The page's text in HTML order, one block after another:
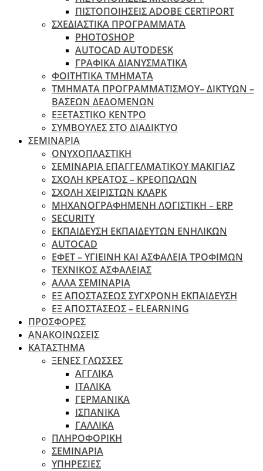
ΠΙΣΤΟΠΟΙΗΣΕΙΣ ADOBE CERTIPORT
ΣΧΕΔΙΑΣΤΙΚΑ ΠΡΟΓΡΑΜΜΑΤΑ
PHOTOSHOP
AUTOCAD AUTODESK
ΓΡΑΦΙΚΑ ΔΙΑΝΥΣΜΑΤΙΚΑ
ΦΟΙΤΗΤΙΚΑ ΤΜΗΜΑΤΑ
ΤΜΗΜΑΤΑ ΠΡΟΓΡΑΜΜΑΤΙΣΜΟΥ– ΔΙΚΤΥΩΝ –
ΒΑΣΕΩΝ ΔΕΔΟΜΕΝΩΝ
ΕΞΕΤΑΣΤΙΚΟ ΚΕΝΤΡΟ
ΣΥΜΒΟΥΛΕΣ ΣΤΟ ΔΙΑΔΙΚΤΥΟ
ΣΕΜΙΝΑΡΙΑ
ΟΝΥΧΟΠΛΑΣΤΙΚΗ
ΣΕΜΙΝΑΡΙΑ ΕΠΑΓΓΕΛΜΑΤΙΚΟΥ ΜΑΚΙΓΙΑΖ
ΣΧΟΛΗ ΚΡΕΑΤΟΣ – ΚΡΕΟΠΩΛΩΝ
ΣΧΟΛΗ ΧΕΙΡΙΣΤΩΝ ΚΛΑΡΚ
ΜΗΧΑΝΟΓΡΑΦΗΜΕΝΗ ΛΟΓΙΣΤΙΚΗ – ERP
SECURITY
ΕΚΠΑΙΔΕΥΣΗ ΕΚΠΑΙΔΕΥΤΩΝ ΕΝΗΛΙΚΩΝ
ΑUTOCAD
ΕΦΕΤ – ΥΓΙΕΙΝΗ ΚΑΙ ΑΣΦΑΛΕΙΑ ΤΡΟΦΙΜΩΝ
ΤΕΧΝΙΚΟΣ ΑΣΦΑΛΕΙΑΣ
ΆΛΛΑ ΣΕΜΙΝΑΡΙΑ
EΞ ΑΠΟΣΤΑΣΕΩΣ ΣΥΓΧΡΟΝΗ ΕΚΠΑΙΔΕΥΣΗ
ΕΞ ΑΠΟΣΤΑΣΕΩΣ – ELEARNING
ΠΡΟΣΦΟΡΕΣ
ΑΝΑΚΟΙΝΩΣΕΙΣ
ΚΑΤΑΣΤΗΜΑ
ΞΕΝΕΣ ΓΛΩΣΣΕΣ
ΑΓΓΛΙΚΑ
ΙΤΑΛΙΚΑ
ΓΕΡΜΑΝΙΚΑ
ΙΣΠΑΝΙΚΑ
ΓΑΛΛΙΚΑ
ΠΛΗΡΟΦΟΡΙΚΗ
ΣΕΜΙΝΑΡΙΑ
ΥΠΗΡΕΣΙΕΣ